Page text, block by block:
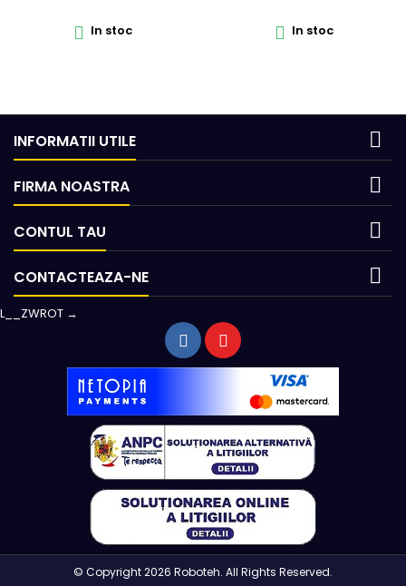
 In stoc  In stoc
INFORMATII UTILE 
FIRMA NOASTRA 
CONTUL TAU 
CONTACTEAZA-NE 
L__ZWROT →
© Copyright 2026 Roboteh. All Rights Reserved.